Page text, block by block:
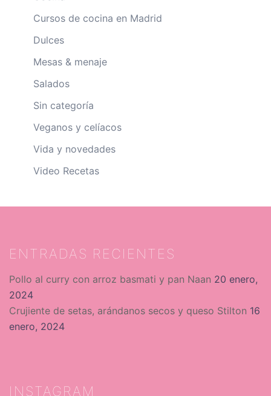
Cursos de cocina en Madrid
Dulces
Mesas & menaje
Salados
Sin categoría
Veganos y celíacos
Vida y novedades
Video Recetas
ENTRADAS RECIENTES
Pollo al curry con arroz basmati y pan Naan 20 enero,
2024
Crujiente de setas, arándanos secos y queso Stilton 16
enero, 2024
INSTAGRAM